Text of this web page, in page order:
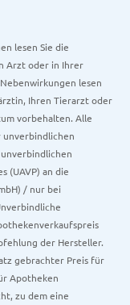
lesen Sie die
Arzt oder in Ihrer
lesen
Ihren Tierarzt oder
vorbehalten. Alle
unverbindlichen
(UAVP) an die
/ nur bei
der Hersteller.
gebrachter Preis für
Apotheken
zu dem eine